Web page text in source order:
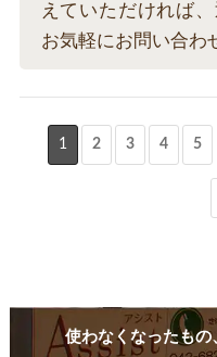
えていただければ
お気軽にお問い合わ
1 2 3 4 5
使わなくなったも